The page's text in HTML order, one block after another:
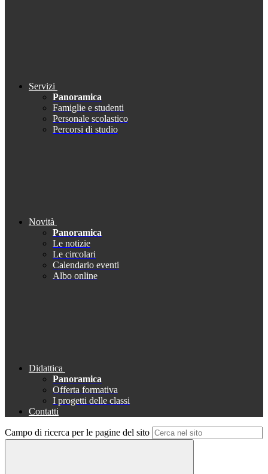
Servizi
Panoramica
Famiglie e studenti
Personale scolastico
Percorsi di studio
Novità
Panoramica
Le notizie
Le circolari
Calendario eventi
Albo online
Didattica
Panoramica
Offerta formativa
I progetti delle classi
Contatti
Campo di ricerca per le pagine del sito